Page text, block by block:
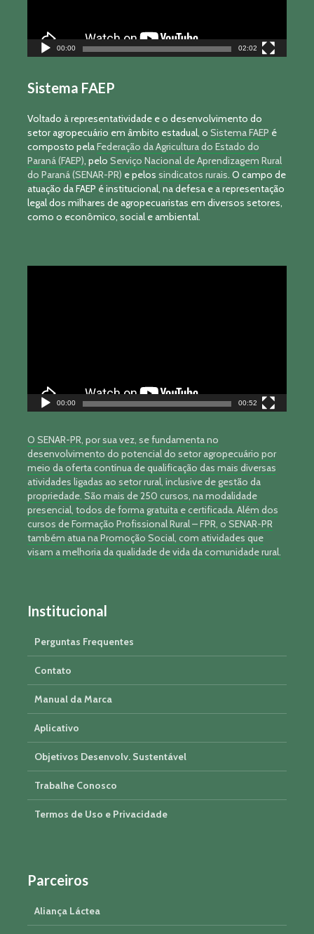
00:00 02:02
Sistema FAEP
Voltado à representatividade e o desenvolvimento do
setor agropecuário em âmbito estadual, o Sistema FAEP é
composto pelaFederação da Agricultura do Estado do
Paraná (FAEP), pelo Serviço Nacional de Aprendizagem Rural
do Paraná (SENAR-PR) e pelos sindicatos rurais. O campo de
atuação da FAEP é institucional, na defesa e a representação
legal dos milhares de agropecuaristas em diversos setores,
como o econômico, social e ambiental.
00:00 00:52
O SENAR-PR, por sua vez, se fundamenta no
desenvolvimento do potencial do setor agropecuário por
meio da oferta contínua de qualificação das mais diversas
atividades ligadas ao setor rural, inclusive de gestão da
propriedade. São mais de 250 cursos, na modalidade
presencial, todos de forma gratuita e certificada. Além dos
cursos de Formação Profissional Rural – FPR, o SENAR-PR
também atua na Promoção Social, com atividades que
visam a melhoria da qualidade de vida da comunidade rural.
Institucional
Perguntas Frequentes
Contato
Manual da Marca
Aplicativo
Objetivos Desenvolv. Sustentável
Trabalhe Conosco
Termos de Uso e Privacidade
Parceiros
Aliança Láctea